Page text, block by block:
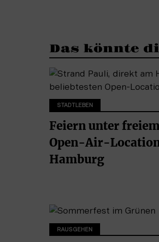
Das könnte
STADTLEBEN
Feiern unter
Open-Air-
Hamburg
RAUSGEHEN